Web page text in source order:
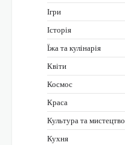
Ігри
Історія
Їжа та кулінарія
Квіти
Космос
Краса
Культура та мистецтво
Кухня